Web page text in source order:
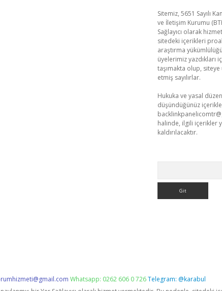
Sitemiz, 5651 Sayılı
ve İletişim Kurumu
Sağlayıcı olarak
sitedeki içerikleri
araştırma
üyelerimiz yazdıkları
taşımakta olup,
etmiş sayılırlar.
Hukuka ve yasal
düşündüğünüz
halinde, ilgili içerikler
kaldırılacaktır.
Whatsapp: 0262 606 0 726Telegram: @karabul